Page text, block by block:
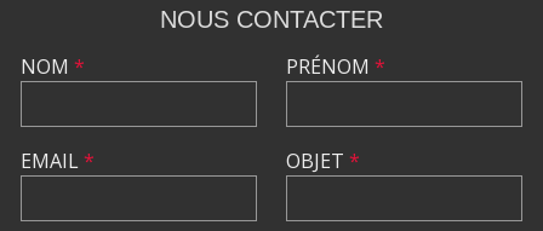
NOUS CONTACTER
NOM *
EMAIL*
PRÉNOM *
OBJET *